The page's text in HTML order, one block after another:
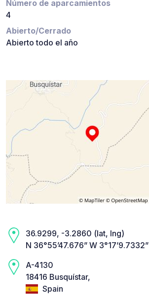
Número de aparcamientos
4
Abierto/Cerrado
Abierto todo el año
36.9299, -3.2860 (lat, lng)
N 36°55’47.676” W 3°17’9.7332”
A-4130
18416 Busquístar,
Spain